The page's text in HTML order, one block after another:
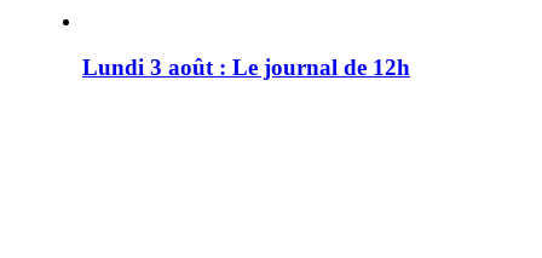
Lundi 3 août : Le journal de 12h